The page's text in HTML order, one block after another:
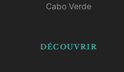
Cabo Verde
DÉCOUVRIR